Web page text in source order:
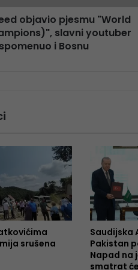
objavio pjesmu "World
slavni youtuber
spomenuo i Bosnu
srušena
Saudijska
Pakistan
Napad na
smatrat